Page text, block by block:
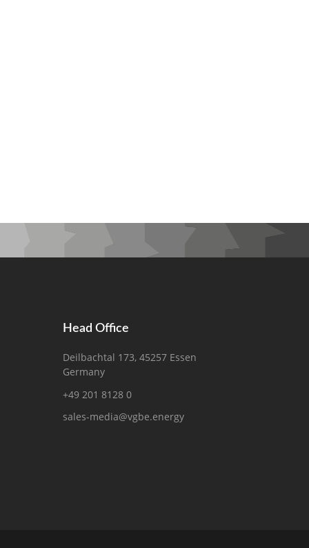
Head Office
Deilbachtal 173, 45257 Essen
Germany
+49 201 8128 0
sales-media@vgbe.energy